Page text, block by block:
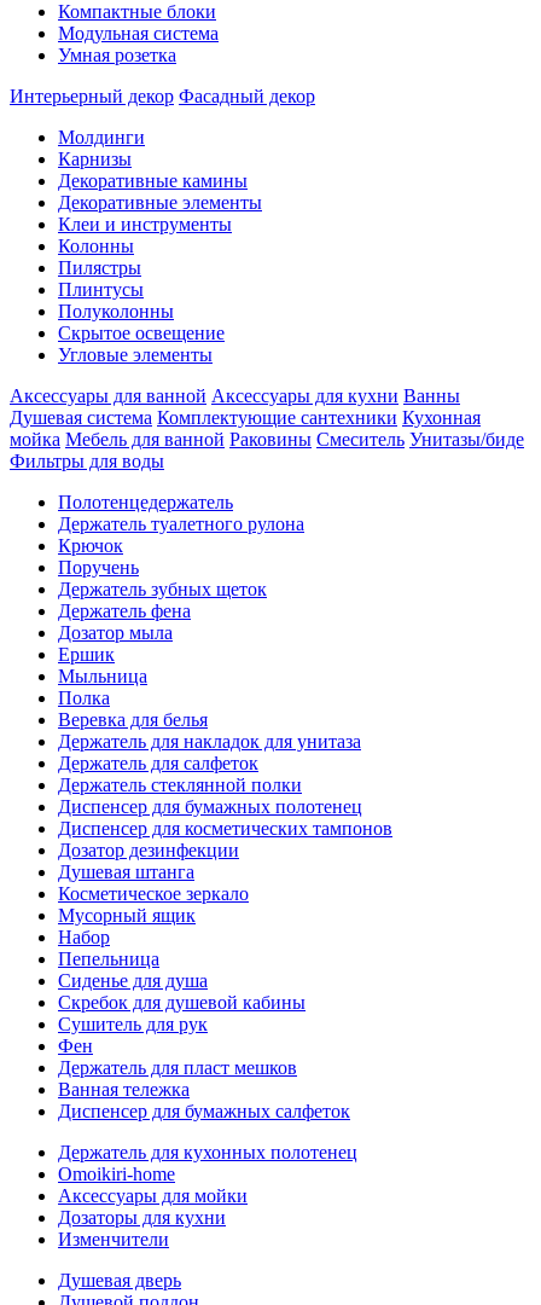
Компактные блоки
Модульная система
Умная розетка
Интерьерный декор Фасадный декор
Молдинги
Карнизы
Декоративные камины
Декоративные элементы
Клеи и инструменты
Колонны
Пилястры
Плинтусы
Полуколонны
Скрытое освещение
Угловые элементы
Аксессуары для ванной Аксессуары для кухни Ванны
Душевая система Комплектующие сантехники Кухонная
мойка Мебель для ванной Раковины Смеситель Унитазы/биде
Фильтры для воды
Полотенцедержатель
Держатель туалетного рулона
Крючок
Поручень
Держатель зубных щеток
Держатель фена
Дозатор мыла
Eршик
Мыльница
Полка
Веревка для белья
Держатель для накладок для унитаза
Держатель для салфеток
Держатель стеклянной полки
Диспенсер для бумажных полотенец
Диспенсер для косметических тампонов
Дозатор дезинфекции
Душевая штанга
Косметическое зеркало
Мусорный ящик
Набор
Пепельница
Сиденье для душа
Скребок для душевой кабины
Сушитель для рук
Фен
Держатель для пласт мешков
Ванная тележка
Диспенсер для бумажных салфеток
Держатель для кухонных полотенец
Omoikiri-home
Аксессуары для мойки
Дозаторы для кухни
Изменчители
Душевая дверь